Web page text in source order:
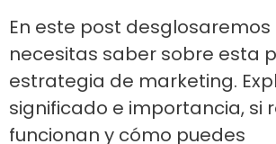
En este post
necesitas saber sobre esta
estrategia de marketing.
significado e importancia, si
funcionan y cómo puedes